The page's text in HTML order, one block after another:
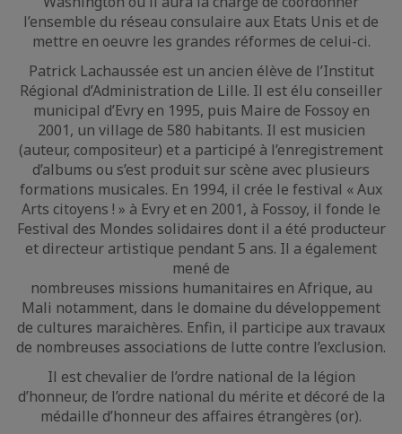
l’ensemble du réseau consulaire aux Etats Unis et de
mettre en oeuvre les grandes réformes de celui-ci.
Patrick Lachaussée est un ancien élève de l’Institut
Régional d’Administration de Lille. Il est élu conseiller
municipal d’Evry en 1995, puis Maire de Fossoy en
2001, un village de 580 habitants. Il est musicien
(auteur, compositeur) et a participé à l’enregistrement
d’albums ou s’est produit sur scène avec plusieurs
formations musicales. En 1994, il crée le festival « Aux
Arts citoyens ! » à Evry et en 2001, à Fossoy, il fonde le
Festival des Mondes solidaires dont il a été producteur
et directeur artistique pendant 5 ans. Il a également
mené de
nombreuses missions humanitaires en Afrique, au
Mali notamment, dans le domaine du développement
de cultures maraichères. Enfin, il participe aux travaux
de nombreuses associations de lutte contre l’exclusion.
Il est chevalier de l’ordre national de la légion
d’honneur, de l’ordre national du mérite et décoré de la
médaille d’honneur des affaires étrangères (or).